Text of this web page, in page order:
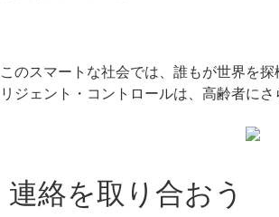
このスマートな社会では、誰もが世界を
リジェント・コントロールは、高齢者にさ
連絡を取り合おう